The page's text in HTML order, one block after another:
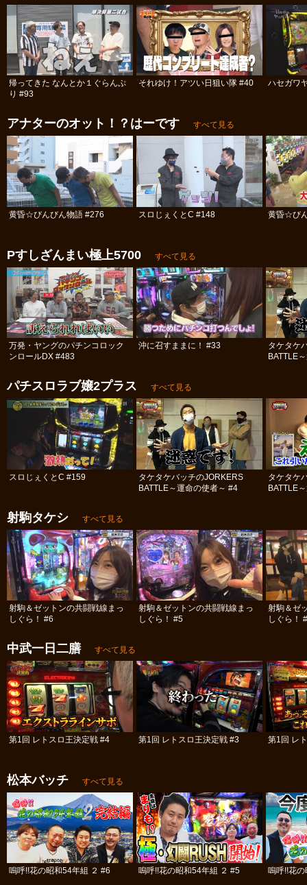
帰ってきた なんとか１ぐらんぷ
り #93
それゆけ！アツい日狙い隊 #40 ハセガワ
アナターのオット！？はーです すべて見る
黄昏☆びんびん物語 #276 スロじぇくとC #148 黄昏☆び
Pすしざんまい極上5700 すべて見る
万発・ヤングのパチンコロック
ンロールDX #483
沖に召すままに！ #33
タケタケ
BATTLE
パチスロラブ嬢2プラス すべて見る
スロじぇくとC #159
タケタケバッチのJORKERS
BATTLE～運命の使者～ #4
タケタケ
BATTLE
射駒タケシ すべて見る
射駒＆ゼットンの共闘戦線まっ
しぐら！ #6
射駒＆ゼットンの共闘戦線まっ
しぐら！ #5
射駒＆ゼ
しぐら！
中武一日二膳 すべて見る
第1回 レトスロ王決定戦 #4 第1回 レトスロ王決定戦 #3 第1回 レ
松本バッチ すべて見る
嗚呼!!花の昭和54年組 ２ #6 嗚呼!!花の昭和54年組 ２ #5 嗚呼!!花